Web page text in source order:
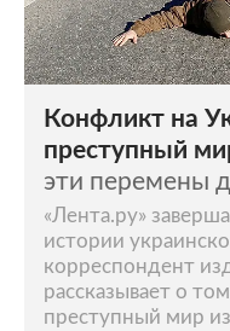
Конфликт на
преступный
эти перемены
«Лента.ру»
истории
корреспондент
рассказывает о
преступный мир